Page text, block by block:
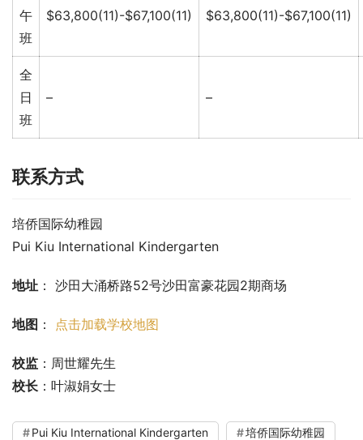
午
班
$63,800(11)-$67,100(11) $63,800(11)-$67,100(11)
全
日
班
– –
联系方式
培侨国际幼稚园
Pui Kiu International Kindergarten
地址 ： 沙田大涌桥路52号沙田富豪花园2期商场
地图 ： 点击加载学校地图
校监 ：周世耀先生
校长 ：叶淑娟女士
Pui Kiu International Kindergarten
培侨国际幼稚园